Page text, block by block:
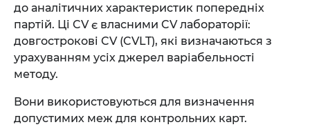
до аналітичних характеристик попередніх
партій. Ці CV є власними CV лабораторії:
довгострокові CV (CVLT), які визначаються з
урахуванням усіх джерел варіабельності
методу.
Вони використовуються для визначення
допустимих меж для контрольних карт.